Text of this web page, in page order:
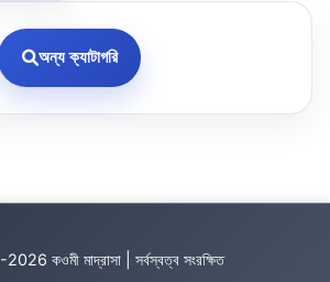
অন্য ক্যাটাগরি
কওমী মাদ্রাসা | সর্বস্বত্ব সংরক্ষিত